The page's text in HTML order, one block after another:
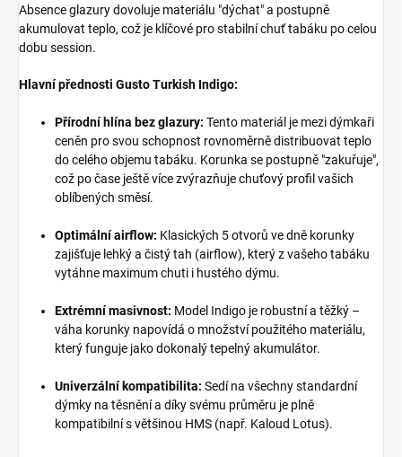
Absence glazury dovoluje materiálu "dýchat" a postupně
akumulovat teplo, což je klíčové pro stabilní chuť tabáku po celou
dobu session.
Hlavní přednosti Gusto Turkish Indigo:
Přírodní hlína bez glazury: Tento materiál je mezi dýmkaři
ceněn pro svou schopnost rovnoměrně distribuovat teplo
do celého objemu tabáku. Korunka se postupně "zakuřuje",
což po čase ještě více zvýrazňuje chuťový profil vašich
oblíbených směsí.
Optimální airflow: Klasických 5 otvorů ve dně korunky
zajišťuje lehký a čistý tah (airflow), který z vašeho tabáku
vytáhne maximum chuti i hustého dýmu.
Extrémní masivnost: Model Indigo je robustní a těžký –
váha korunky napovídá o množství použitého materiálu,
který funguje jako dokonalý tepelný akumulátor.
Univerzální kompatibilita: Sedí na všechny standardní
dýmky na těsnění a díky svému průměru je plně
kompatibilní s většinou HMS (např. Kaloud Lotus).